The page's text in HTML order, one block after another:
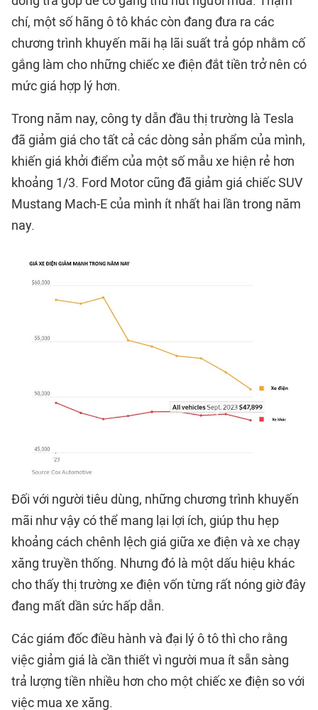
chí, một số hãng ô tô khác còn đang đưa ra các
chương trình khuyến mãi hạ lãi suất trả góp nhằm cố
gắng làm cho những chiếc xe điện đắt tiền trở nên có
mức giá hợp lý hơn.
Trong năm nay, công ty dẫn đầu thị trường là Tesla
đã giảm giá cho tất cả các dòng sản phẩm của mình,
khiến giá khởi điểm của một số mẫu xe hiện rẻ hơn
khoảng 1/3. Ford Motor cũng đã giảm giá chiếc SUV
Mustang Mach-E của mình ít nhất hai lần trong năm
nay.
Đối với người tiêu dùng, những chương trình khuyến
mãi như vậy có thể mang lại lợi ích, giúp thu hẹp
khoảng cách chênh lệch giá giữa xe điện và xe chạy
xăng truyền thống. Nhưng đó là một dấu hiệu khác
cho thấy thị trường xe điện vốn từng rất nóng giờ đây
đang mất dần sức hấp dẫn.
Các giám đốc điều hành và đại lý ô tô thì cho rằng
việc giảm giá là cần thiết vì người mua ít sẵn sàng
trả lượng tiền nhiều hơn cho một chiếc xe điện so với
việc mua xe xăng.